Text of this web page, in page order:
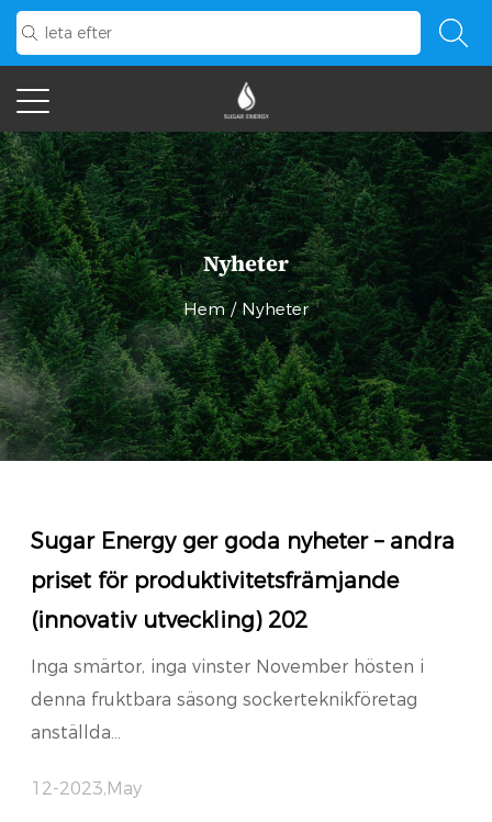
Nyheter
Hem/Nyheter
Sugar Energy ger goda nyheter – andra
priset för produktivitetsfrämjande
(innovativ utveckling) 202
Inga smärtor, inga vinster November hösten i
denna fruktbara säsong sockerteknikföretag
anställda...
12-2023,May